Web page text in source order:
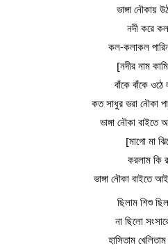
ভাঙ্গা নৌকায়
নদী করে
কল-কলাকল
[নদীর নাম
বাঁকে বাঁকে
কত সাধুর ভরা নৌকা
ভাঙ্গা নৌকা বাইতে
[মাগো মা
করলাম কি
ভাঙ্গা নৌকা বাইতে
ছিলাম শিশু
না ছিলো
হাসিতাম খেলিতাম